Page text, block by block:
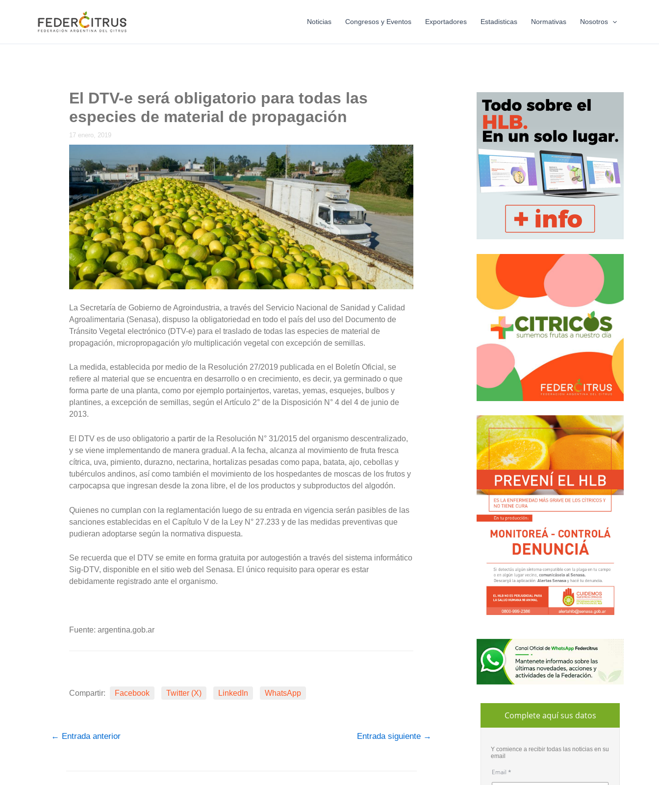
Noticias Congresos y Eventos Exportadores Estadisticas Normativas Nosotros
El DTV-e será obligatorio para todas las
especies de material de propagación
17 enero, 2019
La Secretaría de Gobierno de Agroindustria, a través del Servicio Nacional de Sanidad y Calidad
Agroalimentaria (Senasa), dispuso la obligatoriedad en todo el país del uso del Documento de
Tránsito Vegetal electrónico (DTV-e) para el traslado de todas las especies de material de
propagación, micropropagación y/o multiplicación vegetal con excepción de semillas.
La medida, establecida por medio de la Resolución 27/2019 publicada en el Boletín Oficial, se
refiere al material que se encuentra en desarrollo o en crecimiento, es decir, ya germinado o que
forma parte de una planta, como por ejemplo portainjertos, varetas, yemas, esquejes, bulbos y
plantines, a excepción de semillas, según el Artículo 2° de la Disposición N° 4 del 4 de junio de
2013.
El DTV es de uso obligatorio a partir de la Resolución N° 31/2015 del organismo descentralizado,
y se viene implementando de manera gradual. A la fecha, alcanza al movimiento de fruta fresca
cítrica, uva, pimiento, durazno, nectarina, hortalizas pesadas como papa, batata, ajo, cebollas y
tubérculos andinos, así como también el movimiento de los hospedantes de moscas de los frutos y
carpocapsa que ingresan desde la zona libre, el de los productos y subproductos del algodón.
Quienes no cumplan con la reglamentación luego de su entrada en vigencia serán pasibles de las
sanciones establecidas en el Capítulo V de la Ley N° 27.233 y de las medidas preventivas que
pudieran adoptarse según la normativa dispuesta.
Se recuerda que el DTV se emite en forma gratuita por autogestión a través del sistema informático
Sig-DTV, disponible en el sitio web del Senasa. El único requisito para operar es estar
debidamente registrado ante el organismo.
Fuente: argentina.gob.ar
Compartir: Facebook Twitter (X) LinkedIn WhatsApp
← Entrada anterior Entrada siguiente →